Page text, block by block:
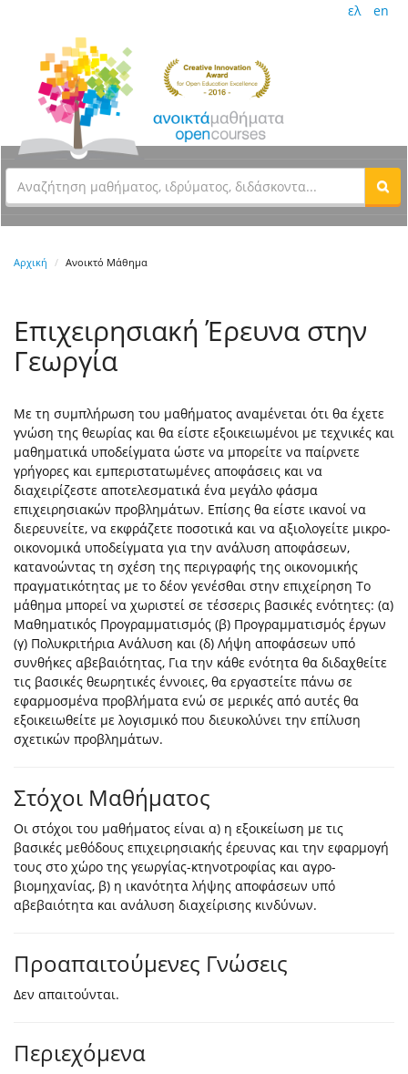
ελ en
Αρχική Ανοικτό Μάθημα
Επιχειρησιακή Έρευνα στην
Γεωργία
Με τη συμπλήρωση του μαθήματος αναμένεται ότι θα έχετε
γνώση της θεωρίας και θα είστε εξοικειωμένοι με τεχνικές και
μαθηματικά υποδείγματα ώστε να μπορείτε να παίρνετε
γρήγορες και εμπεριστατωμένες αποφάσεις και να
διαχειρίζεστε αποτελεσματικά ένα μεγάλο φάσμα
επιχειρησιακών προβλημάτων. Επίσης θα είστε ικανοί να
διερευνείτε, να εκφράζετε ποσοτικά και να αξιολογείτε μικρο-
οικονομικά υποδείγματα για την ανάλυση αποφάσεων,
κατανοώντας τη σχέση της περιγραφής της οικονομικής
πραγματικότητας με το δέον γενέσθαι στην επιχείρηση Το
μάθημα μπορεί να χωριστεί σε τέσσερις βασικές ενότητες: (α)
Μαθηματικός Προγραμματισμός (β) Προγραμματισμός έργων
(γ) Πολυκριτήρια Ανάλυση και (δ) Λήψη αποφάσεων υπό
συνθήκες αβεβαιότητας, Για την κάθε ενότητα θα διδαχθείτε
τις βασικές θεωρητικές έννοιες, θα εργαστείτε πάνω σε
εφαρμοσμένα προβλήματα ενώ σε μερικές από αυτές θα
εξοικειωθείτε με λογισμικό που διευκολύνει την επίλυση
σχετικών προβλημάτων.
Στόχοι Μαθήματος
Οι στόχοι του μαθήματος είναι α) η εξοικείωση με τις
βασικές μεθόδους επιχειρησιακής έρευνας και την εφαρμογή
τους στο χώρο της γεωργίας-κτηνοτροφίας και αγρο-
βιομηχανίας, β) η ικανότητα λήψης αποφάσεων υπό
αβεβαιότητα και ανάλυση διαχείρισης κινδύνων.
Προαπαιτούμενες Γνώσεις
Δεν απαιτούνται.
Περιεχόμενα